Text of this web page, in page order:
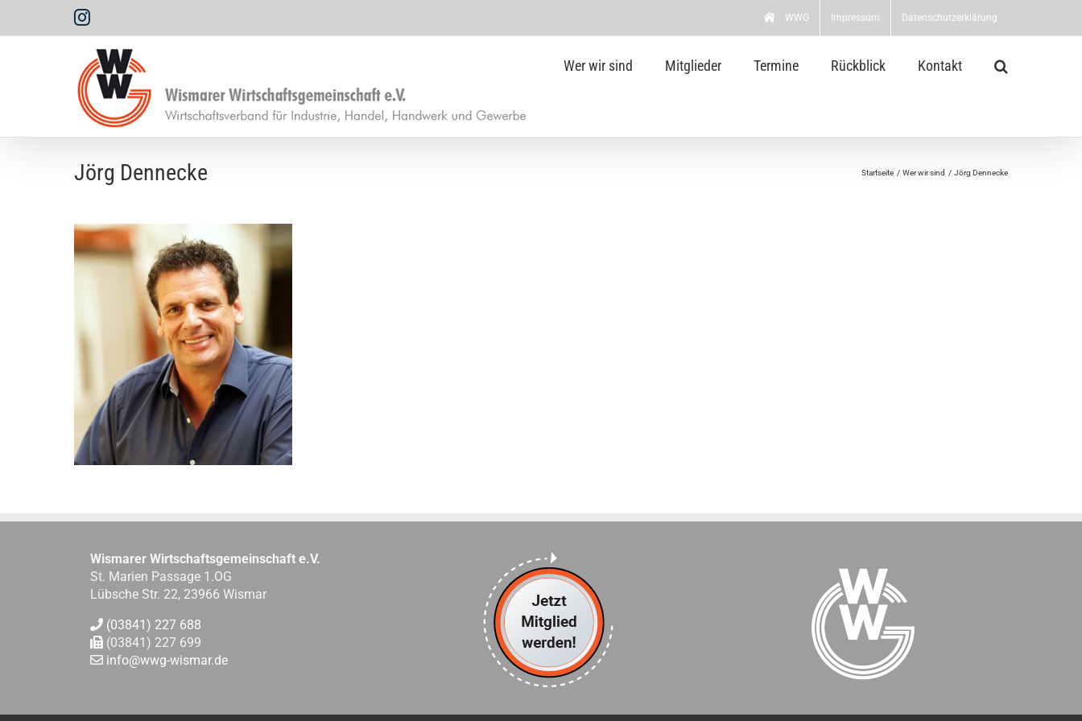
Instagram WWG Impressum Datenschutzerklärung
Wer wir sind Mitglieder Termine Rückblick Kontakt
Jörg Dennecke Startseite Wer wir sind Jörg Dennecke
Wismarer Wirtschaftsgemeinschaft e.V.
St. Marien Passage 1.OG
Lübsche Str. 22, 23966 Wismar
(03841) 227 688
(03841) 227 699
info@wwg-wismar.de